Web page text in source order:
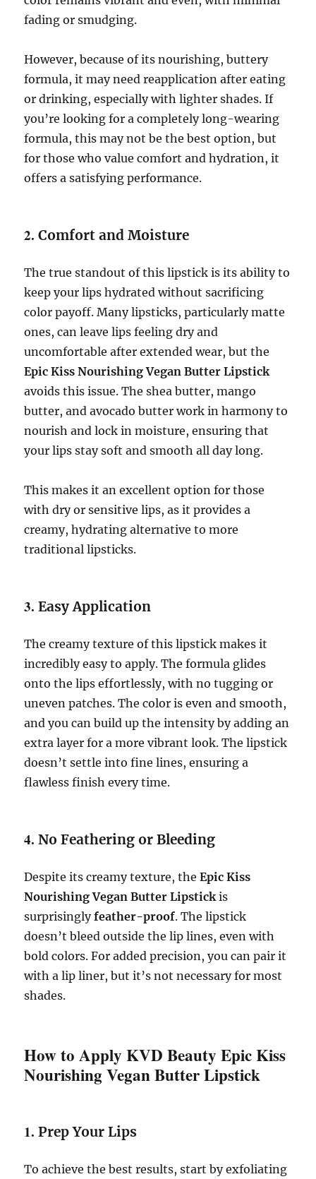
fading or smudging.
However, because of its nourishing, buttery
formula, it may need reapplication after eating
or drinking, especially with lighter shades. If
you’re looking for a completely long-wearing
formula, this may not be the best option, but
for those who value comfort and hydration, it
offers a satisfying performance.
2.Comfort and Moisture
The true standout of this lipstick is its ability to
keep your lips hydrated without sacrificing
color payoff. Many lipsticks, particularly matte
ones, can leave lips feeling dry and
uncomfortable after extended wear, but the
Epic Kiss Nourishing Vegan Butter Lipstick
avoids this issue. The shea butter, mango
butter, and avocado butter work in harmony to
nourish and lock in moisture, ensuring that
your lips stay soft and smooth all day long.
This makes it an excellent option for those
with dry or sensitive lips, as it provides a
creamy, hydrating alternative to more
traditional lipsticks.
3.Easy Application
The creamy texture of this lipstick makes it
incredibly easy to apply. The formula glides
onto the lips effortlessly, with no tugging or
uneven patches. The color is even and smooth,
and you can build up the intensity by adding an
extra layer for a more vibrant look. The lipstick
doesn’t settle into fine lines, ensuring a
flawless finish every time.
4.No Feathering or Bleeding
Despite its creamy texture, theEpic Kiss
Nourishing Vegan Butter Lipstick is
surprisinglyfeather-proof. The lipstick
doesn’t bleed outside the lip lines, even with
bold colors. For added precision, you can pair it
with a lip liner, but it’s not necessary for most
shades.
How to Apply KVD Beauty Epic Kiss
Nourishing Vegan Butter Lipstick
1.Prep Your Lips
To achieve the best results, start by exfoliating